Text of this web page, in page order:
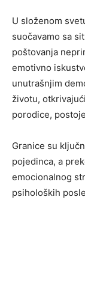
U složenom
suočavamo sa
poštovanja
emotivno
unutrašnjim
životu,
porodice,
Granice su
pojedinca, a
emocionalnog
psiholoških